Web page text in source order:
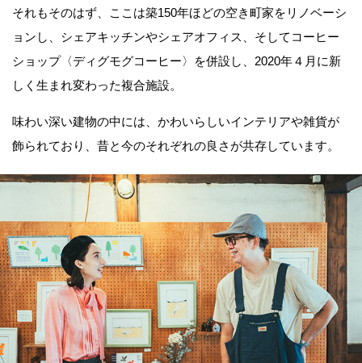
それもそのはず、ここは築150年ほどの空き町家をリノベーシ
ョンし、シェアキッチンやシェアオフィス、そしてコーヒー
ショップ〈ディグモグコーヒー〉を併設し、2020年４月に新
しく生まれ変わった複合施設。
味わい深い建物の中には、かわいらしいインテリアや雑貨が
飾られており、昔と今のそれぞれの良さが共存しています。